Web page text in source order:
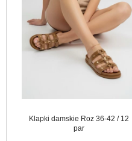
Klapki damskie Roz 36-42 / 12
par